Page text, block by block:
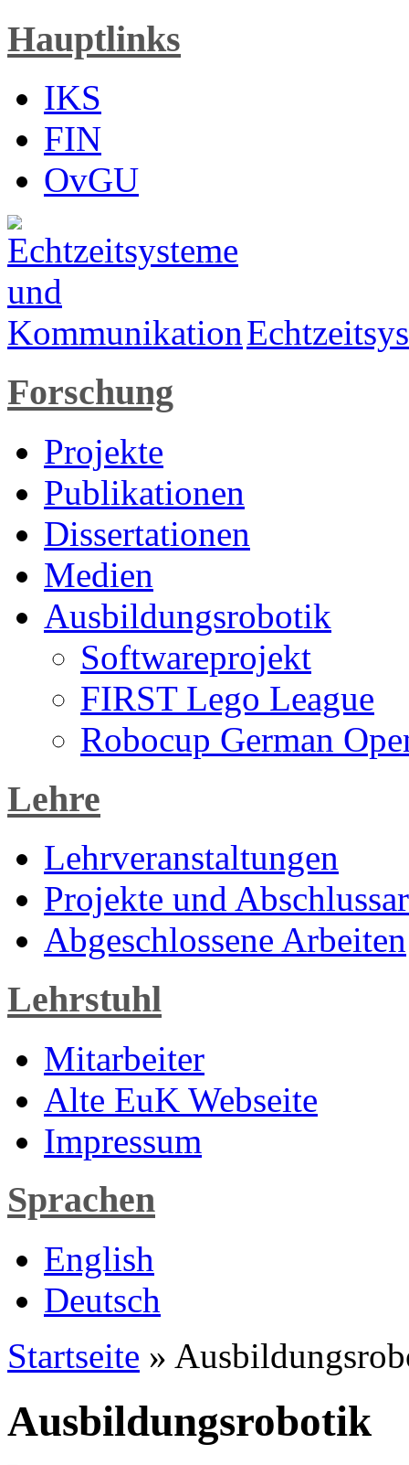
Hauptlinks
IKS
FIN
OvGU
Forschung
Projekte
Publikationen
Dissertationen
Medien
Ausbildungsrobotik
Softwareprojekt
FIRST Lego League
Robocup German
Lehre
Lehrveranstaltungen
Projekte und
Abgeschlossene Arbeiten
Lehrstuhl
Mitarbeiter
Alte EuK Webseite
Impressum
Sprachen
English
Deutsch
Startseite »
Ausbildungsrobotik